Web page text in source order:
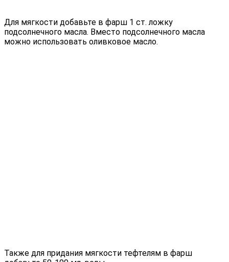
Для мягкости добавьте в фарш 1 ст. ложку
подсолнечного масла. Вместо подсолнечного масла
можно использовать оливковое масло.
Также для придания мягкости тефтелям в фарш